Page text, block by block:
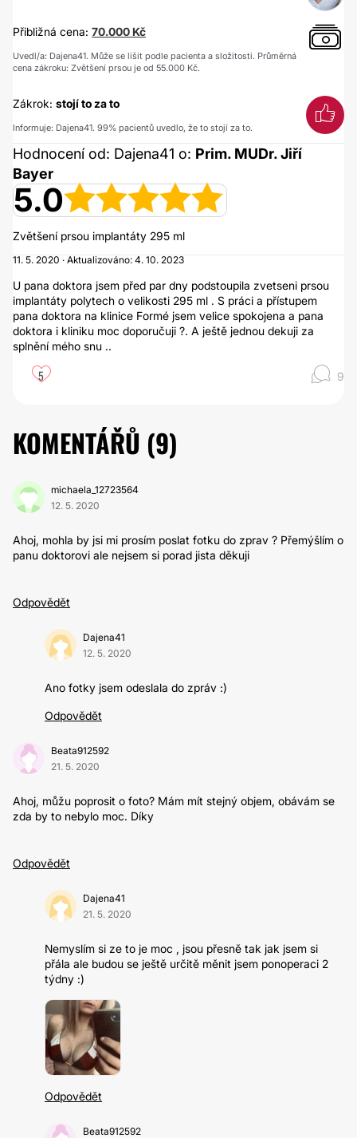
Přibližná cena: 70.000 Kč
Uvedl/a: Dajena41. Může se lišit podle pacienta a složitosti. Průměrná
cena zákroku: Zvětšení prsou je od 55.000 Kč.
Zákrok: stojí to za to
Informuje: Dajena41. 99% pacientů uvedlo, že to stojí za to.
Hodnocení od: Dajena41 o: Prim. MUDr. Jiří
Bayer
5.0
Zvětšení prsou implantáty 295 ml
11. 5. 2020 · Aktualizováno: 4. 10. 2023
U pana doktora jsem před par dny podstoupila zvetseni prsou
implantáty polytech o velikosti 295 ml . S práci a přístupem
pana doktora na klinice Formé jsem velice spokojena a pana
doktora i kliniku moc doporučuji ?. A ještě jednou dekuji za
splnění mého snu ..
5 9
KOMENTÁŘŮ (9)
michaela_12723564
12. 5. 2020
Ahoj, mohla by jsi mi prosím poslat fotku do zprav ? Přemýšlím o
panu doktorovi ale nejsem si porad jista děkuji
Odpovědět
Dajena41
12. 5. 2020
Ano fotky jsem odeslala do zpráv :)
Odpovědět
Beata912592
21. 5. 2020
Ahoj, můžu poprosit o foto? Mám mít stejný objem, obávám se
zda by to nebylo moc. Díky
Odpovědět
Dajena41
21. 5. 2020
Nemyslím si ze to je moc , jsou přesně tak jak jsem si
přála ale budou se ještě určitě měnit jsem ponoperaci 2
týdny :)
Odpovědět
Beata912592